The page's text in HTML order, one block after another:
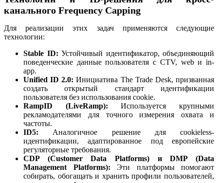
канального Frequency Capping
Для реализации этих задач применяются следующие
технологии:
Stable ID: Устойчивый идентификатор, объединяющий
поведенческие данные пользователя с CTV, web и in-
app.
Unified ID 2.0: Инициатива The Trade Desk, призванная
создать открытый стандарт идентификации
пользователя без использования cookie.
RampID (LiveRamp): Используется крупными
рекламодателями для точного измерения охвата и
частоты.
ID5: Аналогичное решение для cookieless-
идентификации, адаптированное под европейские
регуляторные требования.
CDP (Customer Data Platforms) и DMP (Data
Management Platforms): Эти платформы помогают
собирать, обогащать и хранить профили пользователей,